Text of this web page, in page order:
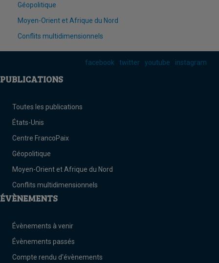
Géopolitique
Moyen-Orient et Afrique du Nord
Conflits multidimensionnels
facebook twitter youtube instagram
PUBLICATIONS
Toutes les publications
États-Unis
Centre FrancoPaix
Géopolitique
Moyen-Orient et Afrique du Nord
Conflits multidimensionnels
ÉVÈNEMENTS
Évènements à venir
Évènements passés
Compte rendu d'évènements